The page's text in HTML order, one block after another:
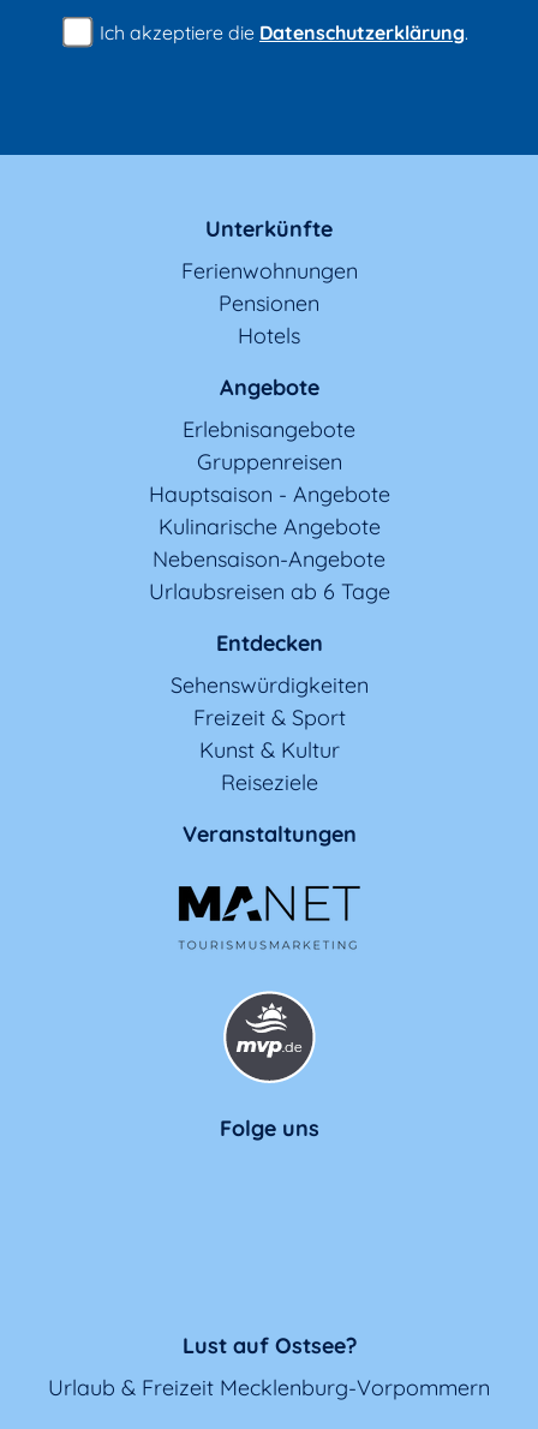
Ich akzeptiere die Datenschutzerklärung.
Unterkünfte
Ferienwohnungen
Pensionen
Hotels
Angebote
Erlebnisangebote
Gruppenreisen
Hauptsaison - Angebote
Kulinarische Angebote
Nebensaison-Angebote
Urlaubsreisen ab 6 Tage
Entdecken
Sehenswürdigkeiten
Freizeit & Sport
Kunst & Kultur
Reiseziele
Veranstaltungen
Folge uns
Lust auf Ostsee?
Urlaub & Freizeit Mecklenburg-Vorpommern